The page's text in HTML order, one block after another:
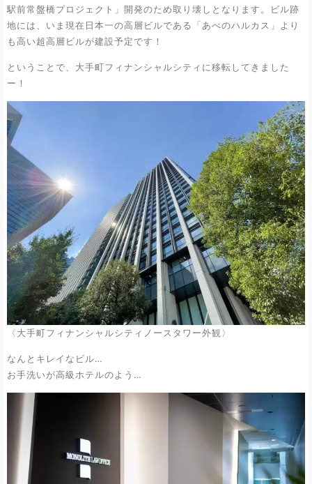
駅前常盤橋プロジェクト」開発のため取り壊しとなります。ビル跡
地には、いま現在日本一の高層ビルである「あべのハルカス」より
も高い超高層ビルが建設予定です！
ということで、大手町フィナンシャルシティに移転してきました
ー！
〈大手町フィナンシャルシティノースタワー外観〉
なんとキレイなビル…
お手洗いが高級ホテルのよう…